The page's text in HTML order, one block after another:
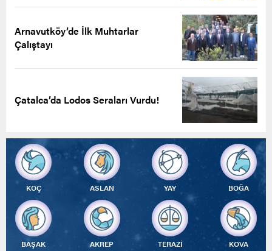
Arnavutköy’de İlk Muhtarlar
Çalıştayı
Çatalca’da Lodos Seraları Vurdu!
KOÇ ASLAN YAY BOĞA
BAŞAK AKREP TERAZİ KOVA